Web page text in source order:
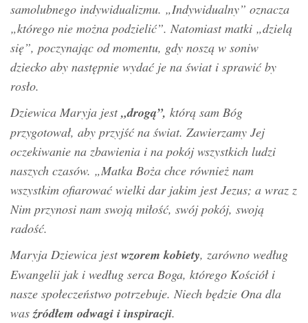
samolubnego indywidualizmu. „Indywidualny” oznacza
„którego nie można podzielić”. Natomiast matki „dzielą
się”, poczynając od momentu, gdy noszą w soniw
dziecko aby następnie wydać je na świat i sprawić by
rosło.
Dziewica Maryja jest„drogą”, którą sam Bóg
przygotował, aby przyjść na świat. Zawierzamy Jej
oczekiwanie na zbawienia i na pokój wszystkich ludzi
naszych czasów. „Matka Boża chce również nam
wszystkim ofiarować wielki dar jakim jest Jezus; a wraz z
Nim przynosi nam swoją miłość, swój pokój, swoją
radość.
Maryja Dziewica jestwzorem kobiety, zarówno według
Ewangelii jak i według serca Boga, którego Kościół i
nasze społeczeństwo potrzebuje. Niech będzie Ona dla
wasźródłem odwagi i inspiracji.